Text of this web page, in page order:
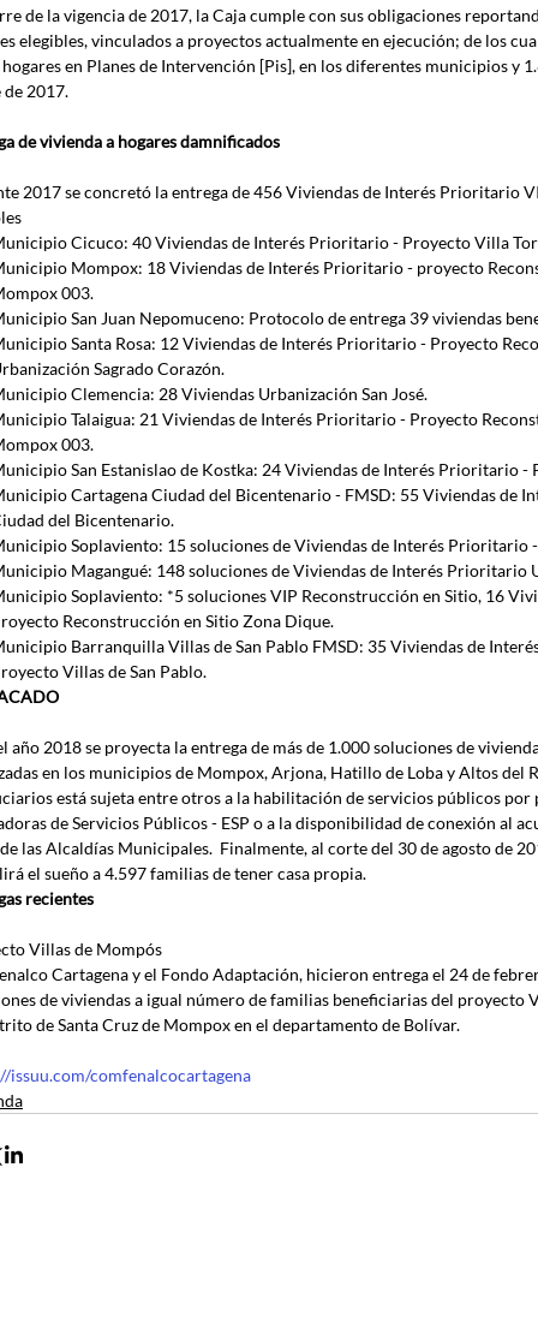
de la vigencia de 2017, la Caja cumple con sus obligaciones
elegibles, vinculados a proyectos actualmente en ejecución; de los
en Planes de Intervención [Pis], en los diferentes municipios y
2017.
de vivienda a hogares damnificados
2017 se concretó la entrega de 456 Viviendas de Interés Prioritario
Cicuco: 40 Viviendas de Interés Prioritario - Proyecto Villa
Mompox: 18 Viviendas de Interés Prioritario - proyecto
003.
San Juan Nepomuceno: Protocolo de entrega 39 viviendas
Santa Rosa: 12 Viviendas de Interés Prioritario - Proyecto
Sagrado Corazón.
Clemencia: 28 Viviendas Urbanización San José.
Talaigua: 21 Viviendas de Interés Prioritario - Proyecto
003.
San Estanislao de Kostka: 24 Viviendas de Interés Prioritario -
Cartagena Ciudad del Bicentenario - FMSD: 55 Viviendas de
del Bicentenario.
Soplaviento: 15 soluciones de Viviendas de Interés Prioritario
Magangué: 148 soluciones de Viviendas de Interés Prioritario
Soplaviento: *5 soluciones VIP Reconstrucción en Sitio, 16
Reconstrucción en Sitio Zona Dique.
Barranquilla Villas de San Pablo FMSD: 35 Viviendas de
Villas de San Pablo.
año 2018 se proyecta la entrega de más de 1.000 soluciones de
en los municipios de Mompox, Arjona, Hatillo de Loba y Altos del
está sujeta entre otros a la habilitación de servicios públicos por
de Servicios Públicos - ESP o a la disponibilidad de conexión al
las Alcaldías Municipales.  Finalmente, al corte del 30 de agosto de
el sueño a 4.597 familias de tener casa propia.
recientes
Villas de Mompós
Cartagena y el Fondo Adaptación, hicieron entrega el 24 de
de viviendas a igual número de familias beneficiarias del proyecto
de Santa Cruz de Mompox en el departamento de Bolívar.
issuu.com/comfenalcocartagena